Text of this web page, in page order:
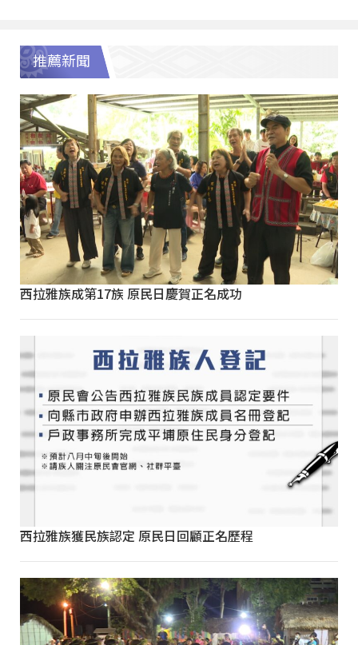
推薦新聞
西拉雅族成第17族 原民日慶賀正名成功
西拉雅族獲民族認定 原民日回顧正名歷程